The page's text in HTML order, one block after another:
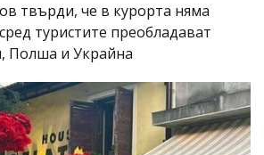
твърди, че в курорта няма
туристите преобладават
Полша и Украйна